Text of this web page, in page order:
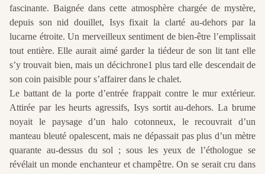
fascinante. Baignée dans cette atmosphère chargée de mystère,
depuis son nid douillet, Isys fixait la clarté au-dehors par la
lucarne étroite. Un merveilleux sentiment de bien-être l’emplissait
tout entière. Elle aurait aimé garder la tiédeur de son lit tant elle
s’y trouvait bien, mais un décichrone1 plus tard elle descendait de
son coin paisible pour s’affairer dans le chalet.
Le battant de la porte d’entrée frappait contre le mur extérieur.
Attirée par les heurts agressifs, Isys sortit au-dehors. La brume
noyait le paysage d’un halo cotonneux, le recouvrait d’un
manteau bleuté opalescent, mais ne dépassait pas plus d’un mètre
quarante au-dessus du sol ; sous les yeux de l’éthologue se
révélait un monde enchanteur et champêtre. On se serait cru dans